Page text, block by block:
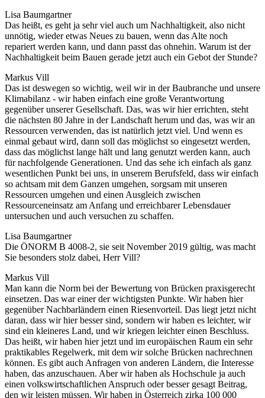
Lisa Baumgartner
Das heißt, es geht ja sehr viel auch um Nachhaltigkeit, also nicht
unnötig, wieder etwas Neues zu bauen, wenn das Alte noch
repariert werden kann, und dann passt das ohnehin. Warum ist der
Nachhaltigkeit beim Bauen gerade jetzt auch ein Gebot der Stunde?
Markus Vill
Das ist deswegen so wichtig, weil wir in der Baubranche und unsere
Klimabilanz - wir haben einfach eine große Verantwortung
gegenüber unserer Gesellschaft. Das, was wir hier errichten, steht
die nächsten 80 Jahre in der Landschaft herum und das, was wir an
Ressourcen verwenden, das ist natürlich jetzt viel. Und wenn es
einmal gebaut wird, dann soll das möglichst so eingesetzt werden,
dass das möglichst lange hält und lang genutzt werden kann, auch
für nachfolgende Generationen. Und das sehe ich einfach als ganz
wesentlichen Punkt bei uns, in unserem Berufsfeld, dass wir einfach
so achtsam mit dem Ganzen umgehen, sorgsam mit unseren
Ressourcen umgehen und einen Ausgleich zwischen
Ressourceneinsatz am Anfang und erreichbarer Lebensdauer
untersuchen und auch versuchen zu schaffen.
Lisa Baumgartner
Die ÖNORM B 4008-2, sie seit November 2019 gültig, was macht
Sie besonders stolz dabei, Herr Vill?
Markus Vill
Man kann die Norm bei der Bewertung von Brücken praxisgerecht
einsetzen. Das war einer der wichtigsten Punkte. Wir haben hier
gegenüber Nachbarländern einen Riesenvorteil. Das liegt jetzt nicht
daran, dass wir hier besser sind, sondern wir haben es leichter, wir
sind ein kleineres Land, und wir kriegen leichter einen Beschluss.
Das heißt, wir haben hier jetzt und im europäischen Raum ein sehr
praktikables Regelwerk, mit dem wir solche Brücken nachrechnen
können. Es gibt auch Anfragen von anderen Ländern, die Interesse
haben, das anzuschauen. Aber wir haben als Hochschule ja auch
einen volkswirtschaftlichen Anspruch oder besser gesagt Beitrag,
den wir leisten müssen. Wir haben in Österreich zirka 100 000